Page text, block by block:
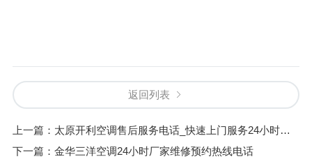
返回列表
上一篇： 太原开利空调售后服务电话_快速上门服务24小时在线
下一篇： 金华三洋空调24小时厂家维修预约热线电话